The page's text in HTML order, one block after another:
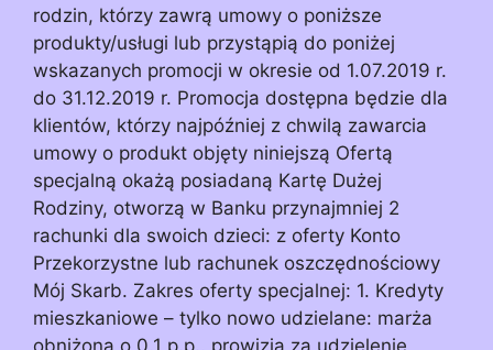
rodzin, którzy zawrą umowy o poniższe
produkty/usługi lub przystąpią do poniżej
wskazanych promocji w okresie od 1.07.2019 r.
do 31.12.2019 r. Promocja dostępna będzie dla
klientów, którzy najpóźniej z chwilą zawarcia
umowy o produkt objęty niniejszą Ofertą
specjalną okażą posiadaną Kartę Dużej
Rodziny, otworzą w Banku przynajmniej 2
rachunki dla swoich dzieci: z oferty Konto
Przekorzystne lub rachunek oszczędnościowy
Mój Skarb. Zakres oferty specjalnej: 1. Kredyty
mieszkaniowe – tylko nowo udzielane: marża
obniżona o 0,1 p.p., prowizja za udzielenie